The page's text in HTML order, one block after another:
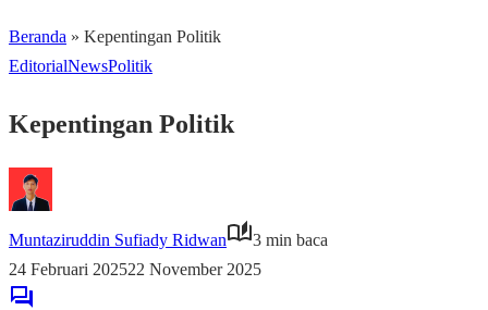
Beranda » Kepentingan Politik
EditorialNewsPolitik
Kepentingan Politik
Muntaziruddin Sufiady Ridwan
3 min baca
24 Februari 202522 November 2025